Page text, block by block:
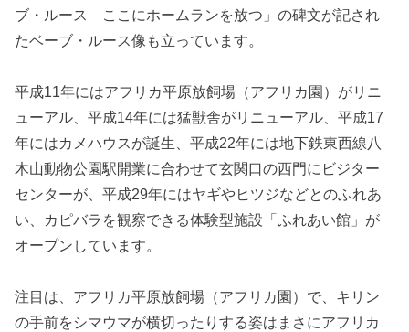
ブ・ルース ここにホームランを放つ」の碑文が記され
たベーブ・ルース像も立っています。
平成11年にはアフリカ平原放飼場（アフリカ園）がリニ
ューアル、平成14年には猛獣舎がリニューアル、平成17
年にはカメハウスが誕生、平成22年には地下鉄東西線八
木山動物公園駅開業に合わせて玄関口の西門にビジター
センターが、平成29年にはヤギやヒツジなどとのふれあ
い、カピバラを観察できる体験型施設「ふれあい館」が
オープンしています。
注目は、アフリカ平原放飼場（アフリカ園）で、キリン
の手前をシマウマが横切ったりする姿はまさにアフリカ